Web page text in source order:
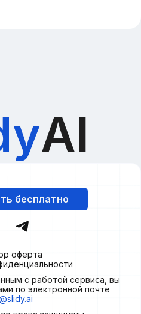
AI
бесплатно
оферта
с работой сервиса, вы
по электронной почте